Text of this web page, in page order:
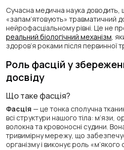
Сучасна медична наука доводить,
«запам’ятовують» травматичний
нейрофасціальному рівні. Це не
реальний біологічний механізм,
здоров’я роками після первинної
Роль фасцій у
досвіду
Що таке фасція?
Фасція — це тонка сполучна
всі структури нашого тіла: м’язи,
волокна та кровоносні судини.
тривимірну мережу, що забезпечує
організму і виконує роль «м’якого